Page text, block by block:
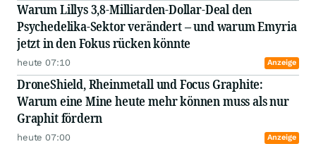
Warum Lillys 3,8-Milliarden-Dollar-Deal den
Psychedelika-Sektor verändert – und warum Emyria
jetzt in den Fokus rücken könnte
heute 07:10 Anzeige
DroneShield, Rheinmetall und Focus Graphite:
Warum eine Mine heute mehr können muss als nur
Graphit fördern
heute 07:00 Anzeige